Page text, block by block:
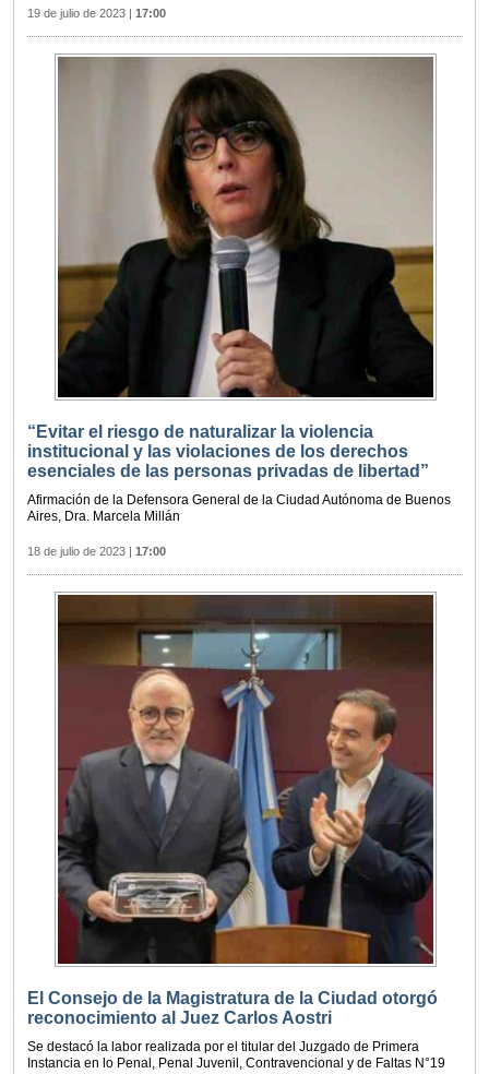
19 de julio de 2023 | 17:00
“Evitar el riesgo de naturalizar la violencia
institucional y las violaciones de los derechos
esenciales de las personas privadas de libertad”
Afirmación de la Defensora General de la Ciudad Autónoma de Buenos
Aires, Dra. Marcela Millán
18 de julio de 2023 17:00
El Consejo de la Magistratura de la Ciudad otorgó
reconocimiento al Juez Carlos Aostri
Se destacó la labor realizada por el titular del Juzgado de Primera
Instancia en lo Penal, Penal Juvenil, Contravencional y de Faltas N°19